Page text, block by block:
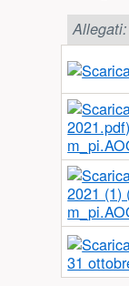
Allegati:
31